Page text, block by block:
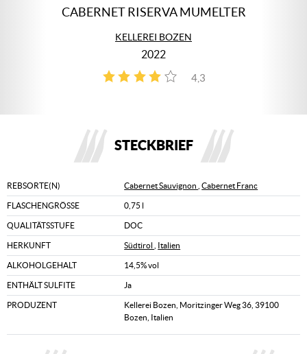
CABERNET RISERVA MUMELTER
KELLEREI BOZEN
2022
4,3
4
STECKBRIEF
REBSORTE(N) Cabernet Sauvignon ,Cabernet Franc
FLASCHENGRÖSSE 0,75 l
QUALITÄTSSTUFE DOC
HERKUNFT Südtirol Italien
ALKOHOLGEHALT 14,5% vol
ENTHÄLT SULFITE Ja
PRODUZENT
Kellerei Bozen, Moritzinger Weg 36, 39100
Bozen, Italien